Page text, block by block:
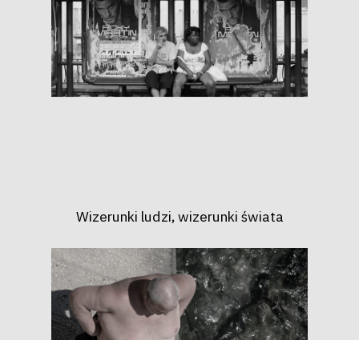
Wizerunki ludzi, wizerunki świata